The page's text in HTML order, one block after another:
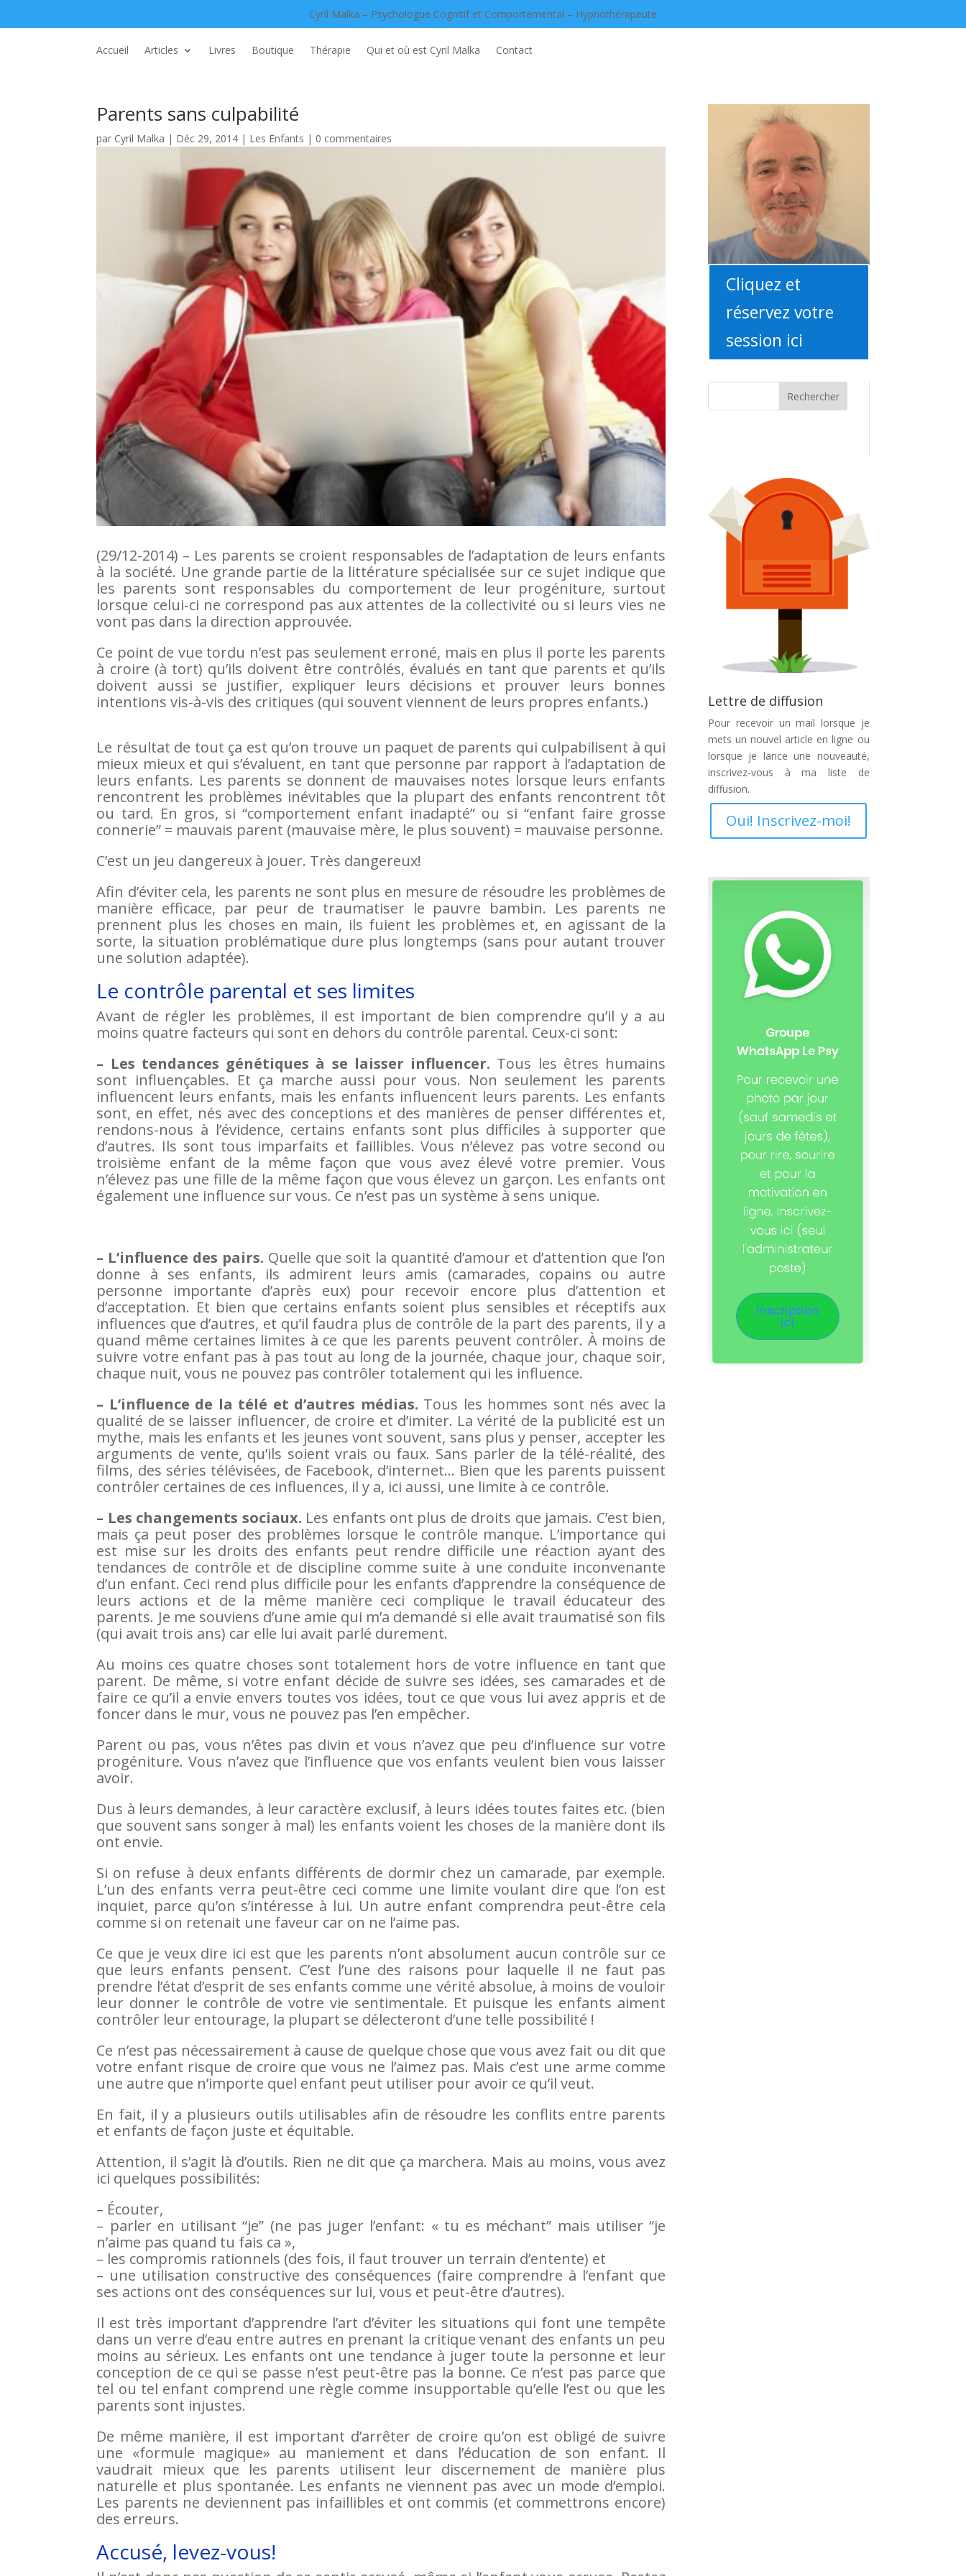
Cyril Malka – Psychologue Cognitif et Comportemental – Hypnothérapeute
Accueil Articles Livres Boutique Thérapie Qui et où est Cyril Malka Contact
Parents sans culpabilité
par Cyril Malka | Déc 29, 2014 | Les Enfants | 0 commentaires
(29/12-2014) – Les parents se croient responsables de l’adaptation de leurs enfants
à la société. Une grande partie de la littérature spécialisée sur ce sujet indique que
les parents sont responsables du comportement de leur progéniture, surtout
lorsque celui-ci ne correspond pas aux attentes de la collectivité ou si leurs vies ne
vont pas dans la direction approuvée.
Ce point de vue tordu n’est pas seulement erroné, mais en plus il porte les parents
à croire (à tort) qu’ils doivent être contrôlés, évalués en tant que parents et qu’ils
doivent aussi se justifier, expliquer leurs décisions et prouver leurs bonnes
intentions vis-à-vis des critiques (qui souvent viennent de leurs propres enfants.)
Le résultat de tout ça est qu’on trouve un paquet de parents qui culpabilisent à qui
mieux mieux et qui s’évaluent, en tant que personne par rapport à l’adaptation de
leurs enfants. Les parents se donnent de mauvaises notes lorsque leurs enfants
rencontrent les problèmes inévitables que la plupart des enfants rencontrent tôt
ou tard. En gros, si “comportement enfant inadapté” ou si “enfant faire grosse
connerie” = mauvais parent (mauvaise mère, le plus souvent) = mauvaise personne.
C’est un jeu dangereux à jouer. Très dangereux!
Afin d’éviter cela, les parents ne sont plus en mesure de résoudre les problèmes de
manière efficace, par peur de traumatiser le pauvre bambin. Les parents ne
prennent plus les choses en main, ils fuient les problèmes et, en agissant de la
sorte, la situation problématique dure plus longtemps (sans pour autant trouver
une solution adaptée).
Le contrôle parental et ses limites
Avant de régler les problèmes, il est important de bien comprendre qu’il y a au
moins quatre facteurs qui sont en dehors du contrôle parental. Ceux-ci sont:
– Les tendances génétiques à se laisser influencer. Tous les êtres humains
sont influençables. Et ça marche aussi pour vous. Non seulement les parents
influencent leurs enfants, mais les enfants influencent leurs parents. Les enfants
sont, en effet, nés avec des conceptions et des manières de penser différentes et,
rendons-nous à l’évidence, certains enfants sont plus difficiles à supporter que
d’autres. Ils sont tous imparfaits et faillibles. Vous n’élevez pas votre second ou
troisième enfant de la même façon que vous avez élevé votre premier. Vous
n’élevez pas une fille de la même façon que vous élevez un garçon. Les enfants ont
également une influence sur vous. Ce n’est pas un système à sens unique.
– L’influence des pairs. Quelle que soit la quantité d’amour et d’attention que l’on
donne à ses enfants, ils admirent leurs amis (camarades, copains ou autre
personne importante d’après eux) pour recevoir encore plus d’attention et
d’acceptation. Et bien que certains enfants soient plus sensibles et réceptifs aux
influences que d’autres, et qu’il faudra plus de contrôle de la part des parents, il y a
quand même certaines limites à ce que les parents peuvent contrôler. À moins de
suivre votre enfant pas à pas tout au long de la journée, chaque jour, chaque soir,
chaque nuit, vous ne pouvez pas contrôler totalement qui les influence.
– L’influence de la télé et d’autres médias. Tous les hommes sont nés avec la
qualité de se laisser influencer, de croire et d’imiter. La vérité de la publicité est un
mythe, mais les enfants et les jeunes vont souvent, sans plus y penser, accepter les
arguments de vente, qu’ils soient vrais ou faux. Sans parler de la télé-réalité, des
films, des séries télévisées, de Facebook, d’internet… Bien que les parents puissent
contrôler certaines de ces influences, il y a, ici aussi, une limite à ce contrôle.
– Les changements sociaux. Les enfants ont plus de droits que jamais. C’est bien,
mais ça peut poser des problèmes lorsque le contrôle manque. L’importance qui
est mise sur les droits des enfants peut rendre difficile une réaction ayant des
tendances de contrôle et de discipline comme suite à une conduite inconvenante
d’un enfant. Ceci rend plus difficile pour les enfants d’apprendre la conséquence de
leurs actions et de la même manière ceci complique le travail éducateur des
parents. Je me souviens d’une amie qui m’a demandé si elle avait traumatisé son fils
(qui avait trois ans) car elle lui avait parlé durement.
Au moins ces quatre choses sont totalement hors de votre influence en tant que
parent. De même, si votre enfant décide de suivre ses idées, ses camarades et de
faire ce qu’il a envie envers toutes vos idées, tout ce que vous lui avez appris et de
foncer dans le mur, vous ne pouvez pas l’en empêcher.
Parent ou pas, vous n’êtes pas divin et vous n’avez que peu d’influence sur votre
progéniture. Vous n’avez que l’influence que vos enfants veulent bien vous laisser
avoir.
Dus à leurs demandes, à leur caractère exclusif, à leurs idées toutes faites etc. (bien
que souvent sans songer à mal) les enfants voient les choses de la manière dont ils
ont envie.
Si on refuse à deux enfants différents de dormir chez un camarade, par exemple.
L’un des enfants verra peut-être ceci comme une limite voulant dire que l’on est
inquiet, parce qu’on s’intéresse à lui. Un autre enfant comprendra peut-être cela
comme si on retenait une faveur car on ne l’aime pas.
Ce que je veux dire ici est que les parents n’ont absolument aucun contrôle sur ce
que leurs enfants pensent. C’est l’une des raisons pour laquelle il ne faut pas
prendre l’état d’esprit de ses enfants comme une vérité absolue, à moins de vouloir
leur donner le contrôle de votre vie sentimentale. Et puisque les enfants aiment
contrôler leur entourage, la plupart se délecteront d’une telle possibilité !
Ce n’est pas nécessairement à cause de quelque chose que vous avez fait ou dit que
votre enfant risque de croire que vous ne l’aimez pas. Mais c’est une arme comme
une autre que n’importe quel enfant peut utiliser pour avoir ce qu’il veut.
En fait, il y a plusieurs outils utilisables afin de résoudre les conflits entre parents
et enfants de façon juste et équitable.
Attention, il s’agit là d’outils. Rien ne dit que ça marchera. Mais au moins, vous avez
ici quelques possibilités:
– Écouter,
– parler en utilisant “je” (ne pas juger l’enfant: « tu es méchant” mais utiliser “je
n’aime pas quand tu fais ca »,
– les compromis rationnels (des fois, il faut trouver un terrain d’entente) et
– une utilisation constructive des conséquences (faire comprendre à l’enfant que
ses actions ont des conséquences sur lui, vous et peut-être d’autres).
Il est très important d’apprendre l’art d’éviter les situations qui font une tempête
dans un verre d’eau entre autres en prenant la critique venant des enfants un peu
moins au sérieux. Les enfants ont une tendance à juger toute la personne et leur
conception de ce qui se passe n’est peut-être pas la bonne. Ce n’est pas parce que
tel ou tel enfant comprend une règle comme insupportable qu’elle l’est ou que les
parents sont injustes.
De même manière, il est important d’arrêter de croire qu’on est obligé de suivre
une «formule magique» au maniement et dans l’éducation de son enfant. Il
vaudrait mieux que les parents utilisent leur discernement de manière plus
naturelle et plus spontanée. Les enfants ne viennent pas avec un mode d’emploi.
Les parents ne deviennent pas infaillibles et ont commis (et commettrons encore)
des erreurs.
Accusé, levez-vous!
Cliquez et
réservez votre
session ici
Rechercher
Lettre de diffusion
Pour recevoir un mail lorsque je
mets un nouvel article en ligne ou
lorsque je lance une nouveauté,
inscrivez-vous à ma liste de
diffusion.
Oui! Inscrivez-moi!